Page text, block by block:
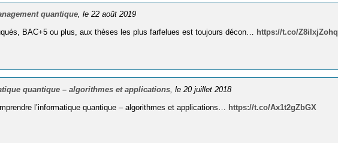
quantique, le 22 août 2019
BAC+5 ou plus, aux thèses les plus farfelues est toujours décon… https://t.co/Z8ilxjZohq
quantique – algorithmes et applications , le 20 juillet 2018
l’informatique quantique – algorithmes et applications… https://t.co/Ax1t2gZbGX